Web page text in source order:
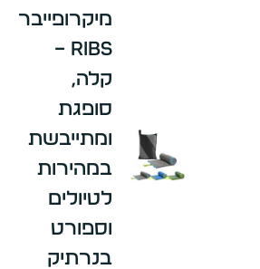
מיקרופייבר
RIBS –
קלה,
סופגת
ומתייבשת
במהירות
לטיולים
וספורט
בנרתיק